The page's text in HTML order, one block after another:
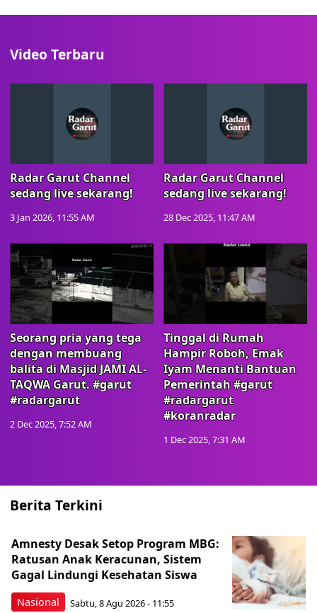
Video Terbaru
Radar Garut Channel
sedang live sekarang!
3 Jan 2026, 11:55 AM
Radar Garut Channel
sedang live sekarang!
28 Dec 2025, 11:47 AM
Seorang pria yang tega
dengan membuang
balita di Masjid JAMI AL-
TAQWA Garut. #garut
#radargarut
2 Dec 2025, 7:52 AM
Tinggal di Rumah
Hampir Roboh, Emak
Iyam Menanti Bantuan
Pemerintah #garut
#radargarut
#koranradar
1 Dec 2025, 7:31 AM
Berita Terkini
Nasional
Amnesty Desak Setop Program MBG:
Ratusan Anak Keracunan, Sistem
Gagal Lindungi Kesehatan Siswa
Sabtu, 8 Agu 2026 - 11:55